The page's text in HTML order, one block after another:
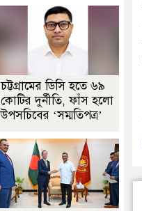
চট্টগ্রামের ডিসি হতে ৬৯
কোটির দুর্নীতি, ফাঁস হলো
উপসচিবের ‘সম্মতিপত্র’